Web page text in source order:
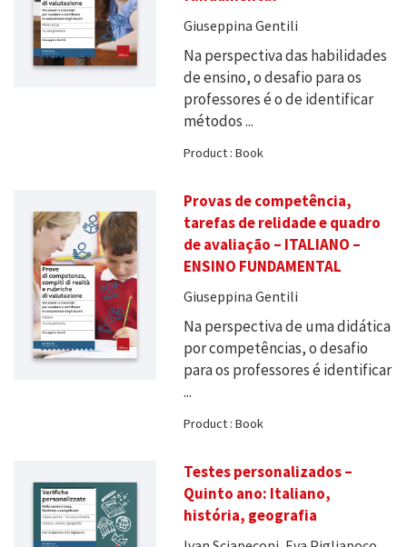
Giuseppina Gentili
Na perspectiva das habilidades
de ensino, o desafio para os
professores é o de identificar
métodos ...
Product : Book
Provas de competência,
tarefas de relidade e quadro
de avaliação – ITALIANO –
ENSINO FUNDAMENTAL
Giuseppina Gentili
Na perspectiva de uma didática
por competências, o desafio
para os professores é identificar
...
Product : Book
Testes personalizados –
Quinto ano: Italiano,
história, geografia